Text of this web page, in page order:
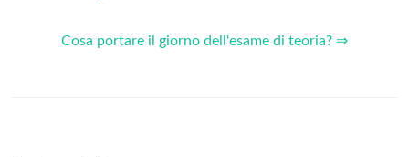
Cosa portare il giorno dell'esame di teoria? ⇒